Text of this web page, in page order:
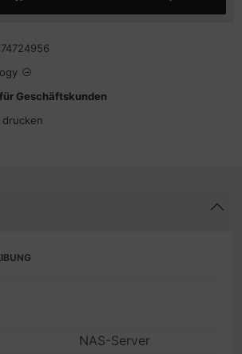
Geschäftskunden
NAS-Server